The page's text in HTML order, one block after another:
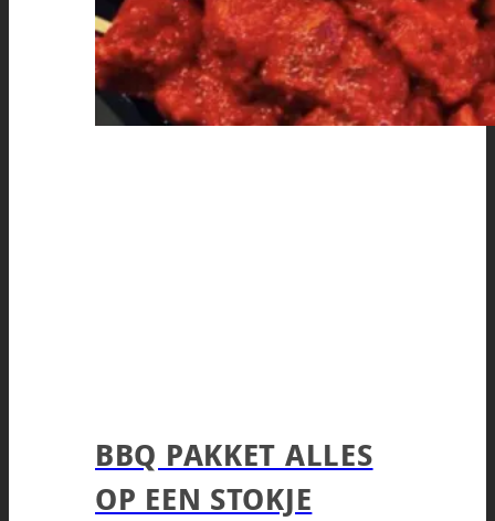
BBQ PAKKET ALLES
OP EEN STOKJE